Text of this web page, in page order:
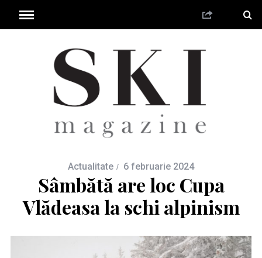
Actualitate 6 februarie 2024
Sâmbătă are loc Cupa
Vlădeasa la schi alpinism